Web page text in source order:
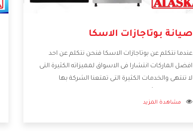
صيانة بوتاجازات الاسكا
عندما نتكلم عن بوتاجازات الاسكا فنحن نتكلم عن احد
افضل الماركات انتشارا فى الاسواق لمميزاته الكثيرة التى
لا تنتهى والخدمات الكثيرة التى تمتعنا الشركة بها
اشكال كثيرة ومختلفة وأيضا تختلف اسعارها لكى
مشاهدة المزيد